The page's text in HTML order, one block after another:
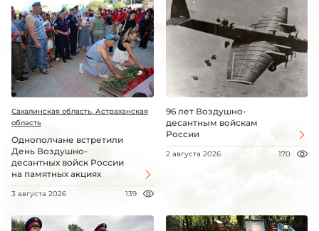
Сахалинская область, Астраханская
область
Однополчане встретили
День Воздушно-
десантных войск России
на памятных акциях
3 августа 2026 139
96 лет Воздушно-
десантным войскам
России
2 августа 2026 170